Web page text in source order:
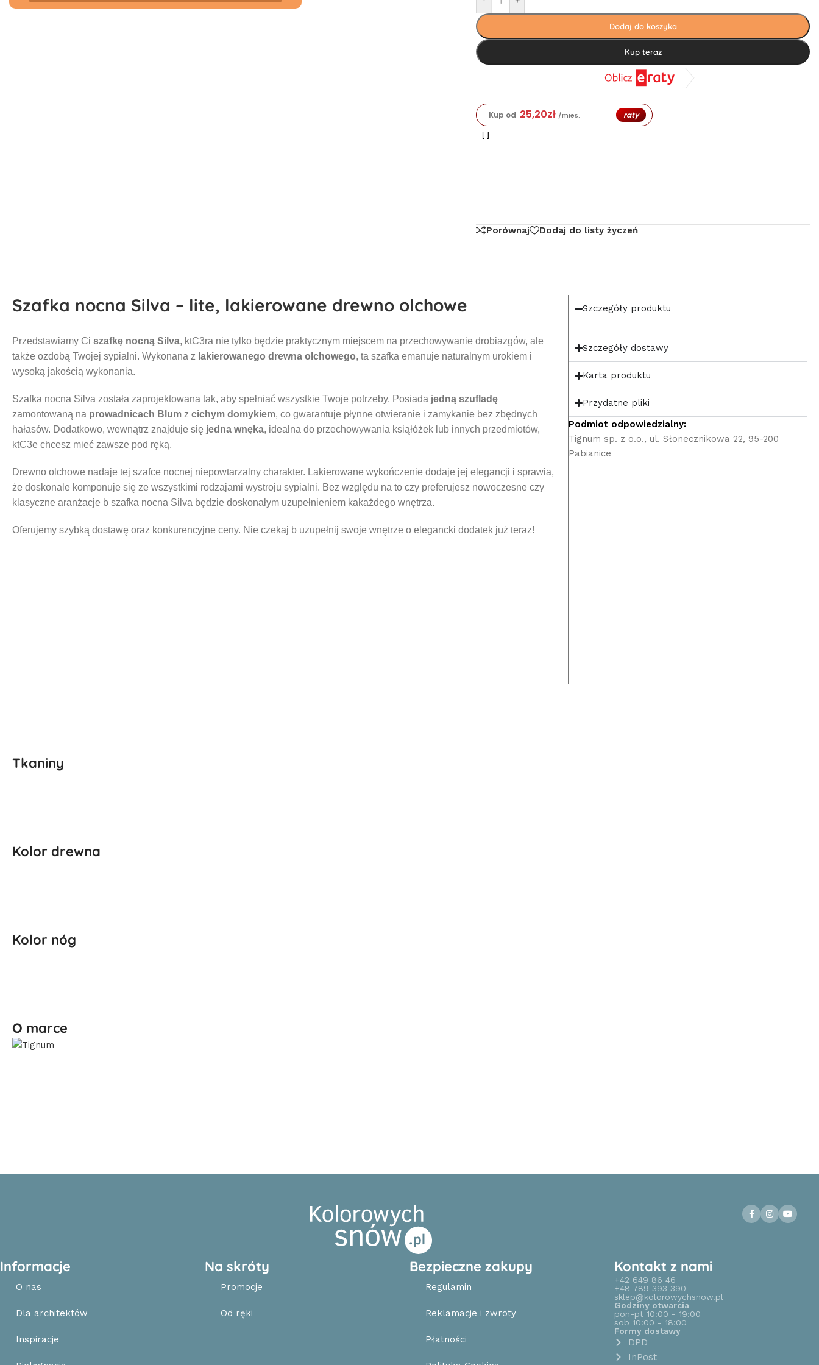
Dodaj do koszyka
Kup teraz
Kup od 25,20zł /mies. raty
Porównaj Dodaj do listy życzeń
Szafka nocna Silva – lite, lakierowane drewno olchowe
Przedstawiamy Ci szafkę nocną Silva, ktC3ra nie tylko będzie praktycznym miejscem na przechowywanie drobiazgów, ale
także ozdobą Twojej sypialni. Wykonana z lakierowanego drewna olchowego, ta szafka emanuje naturalnym urokiem i
wysoką jakością wykonania.
Szafka nocna Silva została zaprojektowana tak, aby spełniać wszystkie Twoje potrzeby. Posiada jedną szufladę
zamontowaną na prowadnicach Blum z cichym domykiem, co gwarantuje płynne otwieranie i zamykanie bez zbędnych
hałasów. Dodatkowo, wewnątrz znajduje się jedna wnęka, idealna do przechowywania ksiąłóżek lub innych przedmiotów,
ktC3e chcesz mieć zawsze pod ręką.
Drewno olchowe nadaje tej szafce nocnej niepowtarzalny charakter. Lakierowane wykończenie dodaje jej elegancji i sprawia,
że doskonale komponuje się ze wszystkimi rodzajami wystroju sypialni. Bez względu na to czy preferujesz nowoczesne czy
klasyczne aranżacje b szafka nocna Silva będzie doskonałym uzupełnieniem kakażdego wnętrza.
Oferujemy szybką dostawę oraz konkurencyjne ceny. Nie czekaj b uzupełnij swoje wnętrze o elegancki dodatek już teraz!
Szczegóły produktu
Szczegóły dostawy
Karta produktu
Przydatne pliki
Podmiot odpowiedzialny:
Tignum sp. z o.o., ul. Słonecznikowa 22, 95-200
Pabianice
Tkaniny
Kolor drewna
Kolor nóg
O marce
Informacje
O nas
Dla architektów
Inspiracje
Na skróty
Promocje
Od ręki
Bezpieczne zakupy
Regulamin
Reklamacje i zwroty
Płatności
Kontakt z nami
+42 649 86 46
+48 789 393 390
sklep@kolorowychsnow.pl
Godziny otwarcia
pon-pt 10:00 - 19:00
sob 10:00 - 18:00
Formy dostawy
DPD
InPost